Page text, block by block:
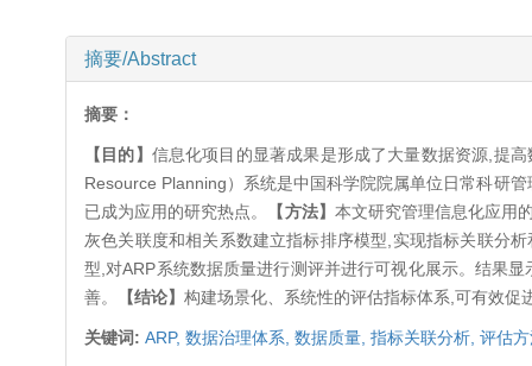
摘要/Abstract
摘要：
【目的】 信息化项目的显著成果是形成了大量数据资源,提
Resource Planning）系统是中国科学院院属单位日常科研
已成为应用的研究热点。
【方法】 本文研究管理信息化应用
灰色关联度和相关系数建立指标排序模型,实现指标关联分
型,对ARP系统数据质量进行测评并进行可视化展示。结果
善。
【结论】 构建场景化、系统性的评估指标体系,可有效
关键词: ARP, 数据治理体系, 数据质量, 指标关联分析, 评估